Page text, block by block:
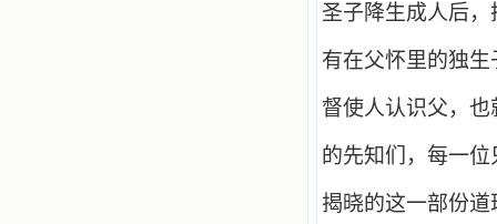
圣子降生成人后
有在父怀里的独
督使人认识父，
的先知们，每一
揭晓的这一部份